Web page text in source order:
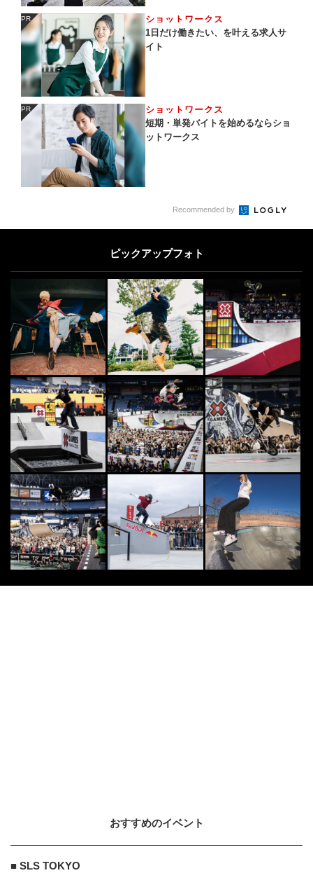
PR ショットワークス
1日だけ働きたい、を叶える求人サ
イト
PR ショットワークス
短期・単発バイトを始めるならショ
ットワークス
Recommended by
ピックアップフォト
おすすめのイベント
■ SLS TOKYO